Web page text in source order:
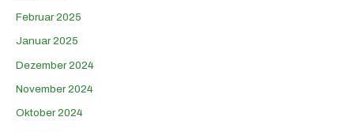
Februar 2025
Januar 2025
Dezember 2024
November 2024
Oktober 2024